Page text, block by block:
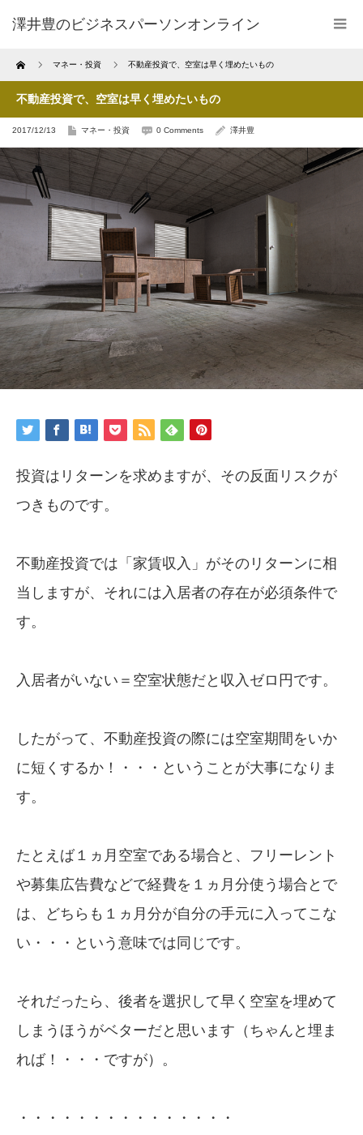
澤井豊のビジネスパーソンオンライン
Home マネー・投資 不動産投資で、空室は早く埋めたいもの
不動産投資で、空室は早く埋めたいもの
2017/12/13 マネー・投資 0 Comments 澤井豊
投資はリターンを求めますが、その反面リスクが
つきものです。
不動産投資では「家賃収入」がそのリターンに相
当しますが、それには入居者の存在が必須条件で
す。
入居者がいない＝空室状態だと収入ゼロ円です。
したがって、不動産投資の際には空室期間をいか
に短くするか！・・・ということが大事になりま
す。
たとえば１ヵ月空室である場合と、フリーレント
や募集広告費などで経費を１ヵ月分使う場合とで
は、どちらも１ヵ月分が自分の手元に入ってこな
い・・・という意味では同じです。
それだったら、後者を選択して早く空室を埋めて
しまうほうがベターだと思います（ちゃんと埋ま
れば！・・・ですが）。
・・・・・・・・・・・・・・・